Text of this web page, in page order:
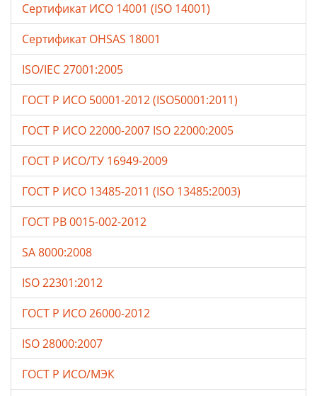
Сертификат ИСО 14001 (ISO 14001)
Сертификат OHSAS 18001
ISO/IEC 27001:2005
ГОСТ Р ИСО 50001-2012 (ISO50001:2011)
ГОСТ Р ИСО 22000-2007 ISO 22000:2005
ГОСТ Р ИСО/ТУ 16949-2009
ГОСТ Р ИСО 13485-2011 (ISO 13485:2003)
ГОСТ РВ 0015-002-2012
SA 8000:2008
ISO 22301:2012
ГОСТ Р ИСО 26000-2012
ISO 28000:2007
ГОСТ Р ИСО/МЭК